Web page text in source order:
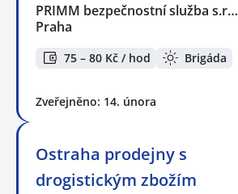
PRIMM bezpečnostní služba s.r…
Praha
75 – 80 Kč / hod Brigáda
Zveřejněno: 14. února
Ostraha prodejny s
drogistickým zbožím